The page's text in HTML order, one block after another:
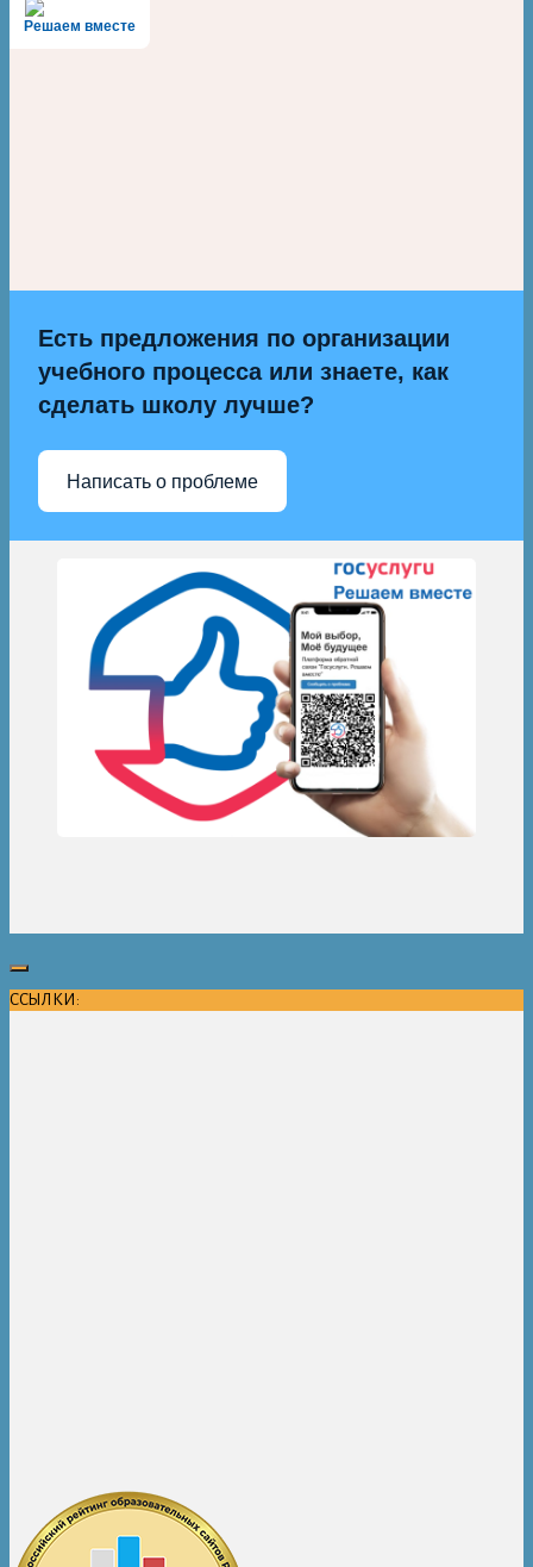
Решаем вместе
Есть предложения по организации
учебного процесса или знаете, как
сделать школу лучше?
Написать о проблеме
ССЫЛКИ: